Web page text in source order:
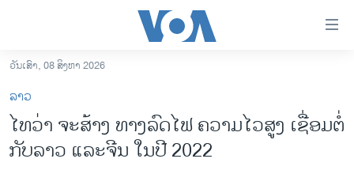
ເຂົ້າ
ຫາ
ຂ້າມ
ຂ້າມ
ຂ້າມອາເມຣິກາ
ວັນເສົາ, 08 ສິງຫາ 2026
ລາວ
ໄທວ່າ ຈະສ້າງ ທາງລົດໄຟ ຄວາມໄວສູງ ເຊື່ອມຕໍ່
ກັບລາວ ແລະຈີນ ໃນປີ 2022